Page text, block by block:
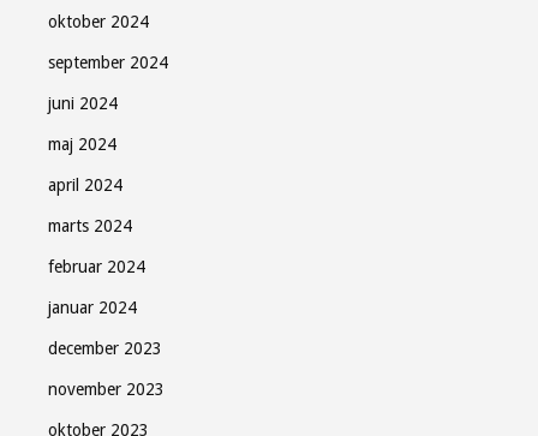
oktober 2024
september 2024
juni 2024
maj 2024
april 2024
marts 2024
februar 2024
januar 2024
december 2023
november 2023
oktober 2023